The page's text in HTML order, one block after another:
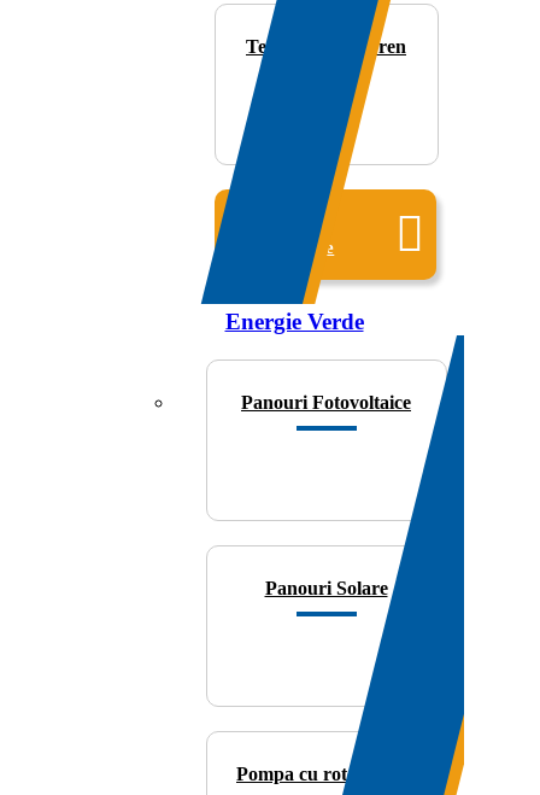
Teava/Izolatie/Dren
produsele
Energie Verde
Panouri Fotovoltaice
Panouri Solare
Pompa cu rotor umed